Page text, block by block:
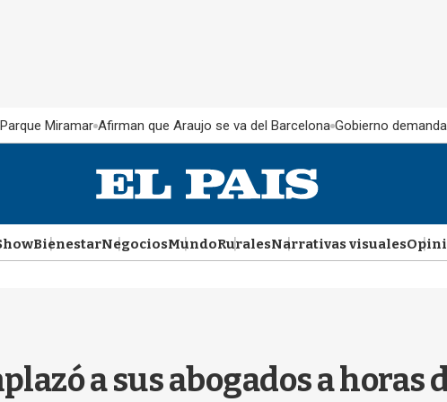
Miramar Afirman que Araujo se va del Barcelona Gobierno
BienestarNegociosMundoRuralesNarrativas visuales
a sus abogados a horas